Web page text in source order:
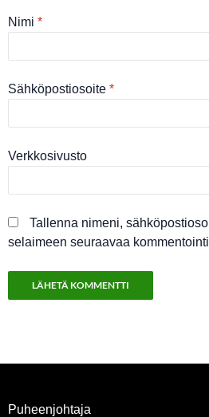
Nimi *
Sähköpostiosoite *
Verkkosivusto
Tallenna nimeni,
selaimeen seuraavaa
Puheenjohtaja